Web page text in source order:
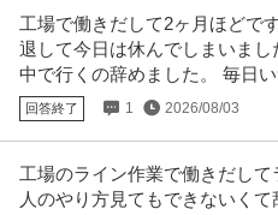
工場で働きだして2ヶ月ほどで
退して今日は休んでしまいま
中で行くの辞めました。 毎日
回答終了 1 2026/08/03
工場のライン作業で働きだし
人のやり方見てもできないく